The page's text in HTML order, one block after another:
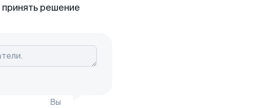
решение
Вы